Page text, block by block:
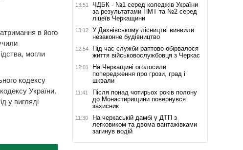
в його
могли
кодексу
України.
у вигляді
13:51
ЧДБК - №1 серед коледжів України
за результатами НМТ та №2 серед
ліцеїв Черкащини
13:12
У Дахнівському лісництві виявили
незаконне будівництво
12:54
Під час служби раптово обірвалося
життя військовослужбовця з Черкас
12:01
На Черкащині оголосили
попередження про грози, град і
шквали
11:41
Після понад чотирьох років полону
до Монастирищини повернувся
захисник
11:30
На черкаській дамбі у ДТП з
легковиком та двома вантажівками
загинув водій